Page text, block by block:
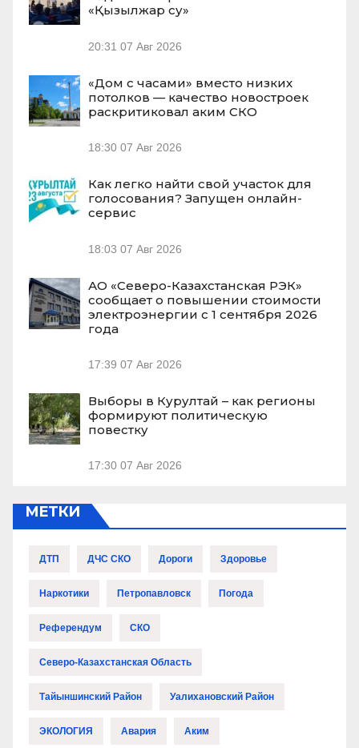
«Қызылжар су»
20:31 07 Авг 2026
«Дом с часами» вместо низких
потолков — качество новостроек
раскритиковал аким СКО
18:30 07 Авг 2026
Как легко найти свой участок для
голосования? Запущен онлайн-
сервис
18:03 07 Авг 2026
АО «Северо-Казахстанская РЭК»
сообщает о повышении стоимости
электроэнергии с 1 сентября 2026
года
17:39 07 Авг 2026
Выборы в Курултай – как регионы
формируют политическую
повестку
17:30 07 Авг 2026
МЕТКИ
ДТП ДЧС СКО Дороги Здоровье
Наркотики Петропавловск Погода
Референдум СКО
Северо-Казахстанская Область
Тайыншинский Район Уалихановский Район
ЭКОЛОГИЯ Авария Аким